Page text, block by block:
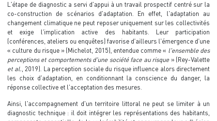
L'étape de diagnostic a servi d'appui à un travail prospectif centré sur la
co-construction de scénarios d'adaptation. En effet, l'adaptation au
changement climatique ne peut reposer uniquement sur les collectivités
et exige l'implication active des habitants. Leur participation
(conférences, ateliers ou enquêtes) favorise d'ailleurs l'émergence d'une
« culture du risque » (Michelot, 2015), entendue comme « l'ensemble des
perceptions et comportements d'une société face au risque » (Rey-Valette
et al., 2019). La perception sociale du risque influence alors directement
les choix d'adaptation, en conditionnant la conscience du danger, la
réponse collective et l'acceptation des mesures.
Ainsi, l'accompagnement d'un territoire littoral ne peut se limiter à un
diagnostic technique : il doit intégrer les représentations des habitants,